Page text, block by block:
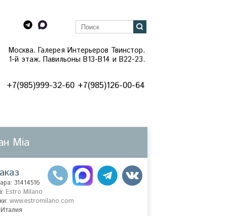
+7(985)999-32-60 +7(985)126-00-64
Москва. Галерея Интерьеров Твинстор.
1-й этаж. Павильоны B13-B14 и В22-23.
Mia
31414516
Estro Milano
www.estromilano.com